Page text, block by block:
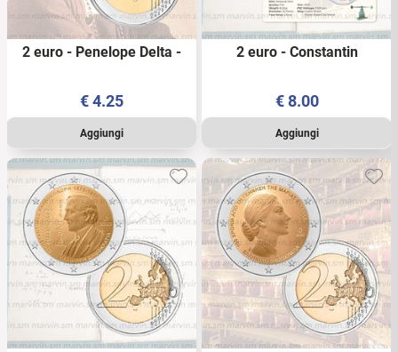
2 euro - Penelope Delta -
€4.25
2 euro - Constantin
€8.00